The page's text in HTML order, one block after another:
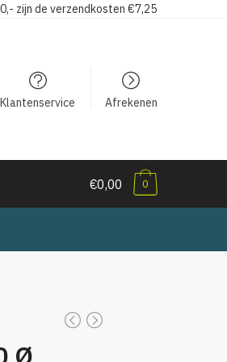
zijn de verzendkosten €7,25
Klantenservice Afrekenen
€0,00 0